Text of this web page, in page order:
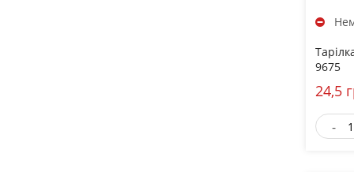
9675
24,5
-